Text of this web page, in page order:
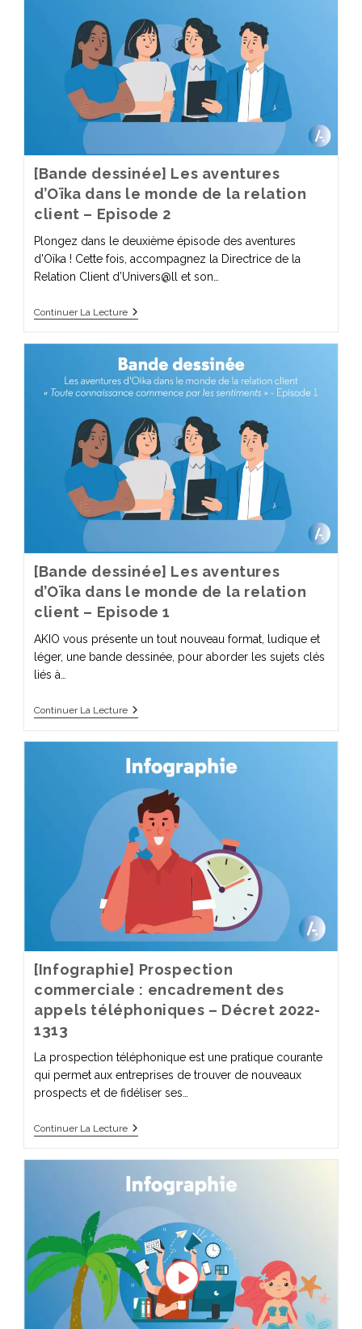
[Bande dessinée] Les aventures
d’Oïka dans le monde de la relation
client – Episode 2
Plongez dans le deuxième épisode des aventures
d'Oïka ! Cette fois, accompagnez la Directrice de la
Relation Client d’Univers@ll et son…
Continuer La Lecture
[Bande dessinée] Les aventures
d’Oïka dans le monde de la relation
client – Episode 1
AKIO vous présente un tout nouveau format, ludique et
léger, une bande dessinée, pour aborder les sujets clés
liés à…
Continuer La Lecture
[Infographie] Prospection
commerciale : encadrement des
appels téléphoniques – Décret 2022-
1313
La prospection téléphonique est une pratique courante
qui permet aux entreprises de trouver de nouveaux
prospects et de fidéliser ses…
Continuer La Lecture